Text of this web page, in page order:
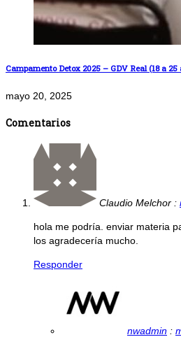
Campamento Detox 2025 – GDV Real (18 a 25
mayo 20, 2025
Comentarios
Claudio Melchor :
hola me podría. enviar materia
los agradecería mucho.
Responder
nwadmin :